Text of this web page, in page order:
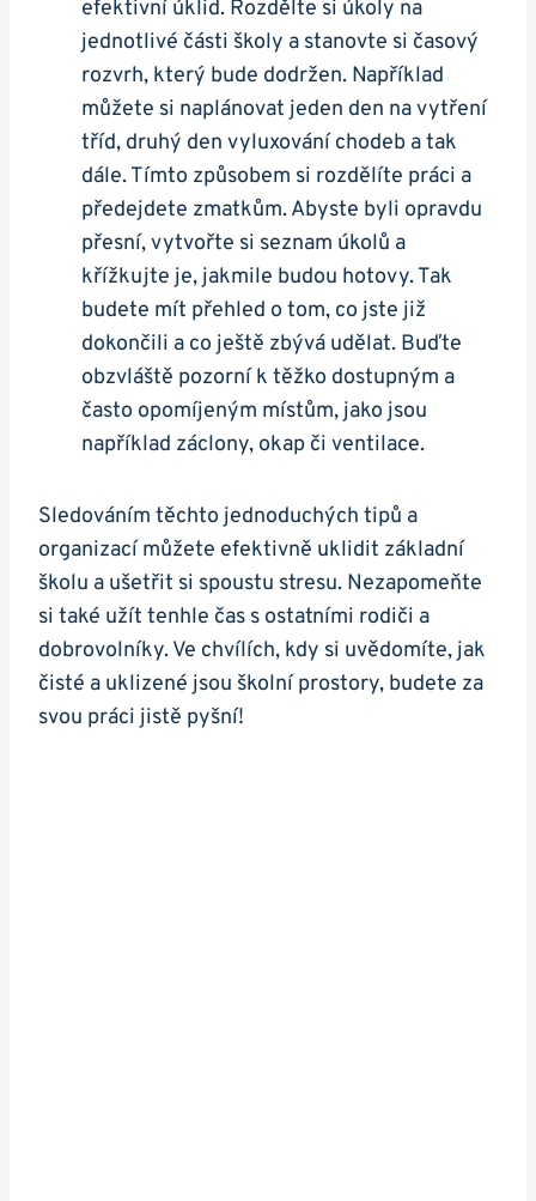
efektivní úklid. Rozdělte si úkoly na
jednotlivé části školy a stanovte si časový
rozvrh, který bude dodržen. Například
můžete si naplánovat jeden den na vytření
tříd, druhý den vyluxování chodeb a tak
dále. Tímto způsobem si rozdělíte práci a
předejdete zmatkům. Abyste byli opravdu
přesní, vytvořte si seznam úkolů a
křížkujte je, jakmile budou hotovy. Tak
budete mít přehled o tom, co jste již
dokončili a co ještě zbývá udělat. Buďte
obzvláště pozorní k těžko dostupným a
často opomíjeným místům, jako jsou
například záclony, okap či ventilace.
Sledováním těchto jednoduchých tipů a
organizací můžete efektivně uklidit základní
školu a ušetřit si spoustu stresu. Nezapomeňte
si také užít tenhle čas s ostatními rodiči a
dobrovolníky. Ve chvílích, kdy si uvědomíte, jak
čisté a uklizené jsou školní prostory, budete za
svou práci jistě pyšní!